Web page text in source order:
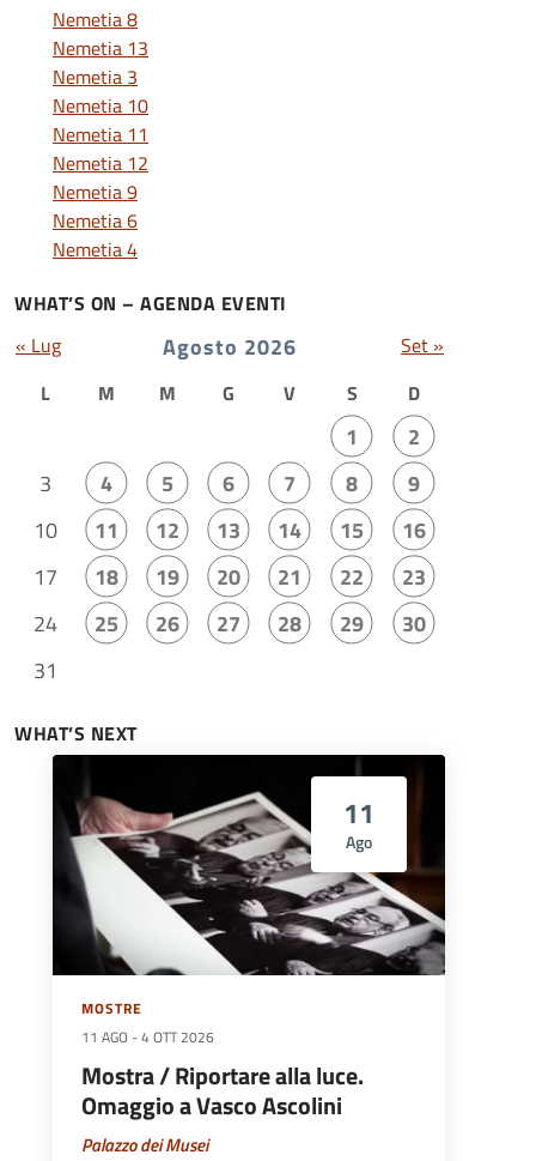
Nemetia 8
Nemetia 13
Nemetia 3
Nemetia 10
Nemetia 11
Nemetia 12
Nemetia 9
Nemetia 6
Nemetia 4
WHAT’S ON – AGENDA EVENTI
Agosto 2026
L M M G V S D
1
2
3
4 5 6 7 8
9
10
11 12 13 14 15
16
17
18 19 20 21 22
23
24
25 26 27 28 29
30
31
« Lug Set »
WHAT’S NEXT
11
Ago
MOSTRE
11 AGO -4 OTT 2026
Mostra / Riportare alla luce.
Omaggio a Vasco Ascolini
Palazzo dei Musei